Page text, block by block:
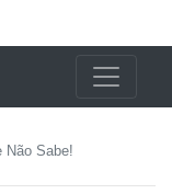
Não Sabe!